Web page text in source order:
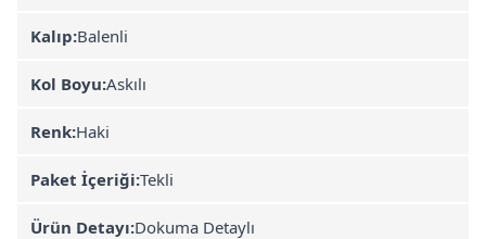
Kalıp:Balenli
Kol Boyu:Askılı
Renk:Haki
Paket İçeriği:Tekli
Ürün Detayı:Dokuma Detaylı